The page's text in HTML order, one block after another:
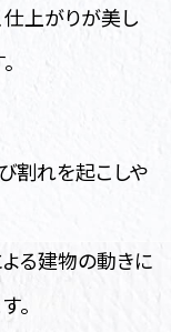
上がりが美し
割れを起こしや
る建物の動きに
。